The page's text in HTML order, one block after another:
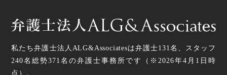
私たち弁護士法人ALG&Associatesは弁護士131名、スタッフ
240名総勢371 名の弁護士事務所です（ ※2026年4月1日時
点 ）。